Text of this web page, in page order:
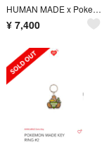
HUMAN MADE x Pokemon Made Key Ring
¥ 7,400